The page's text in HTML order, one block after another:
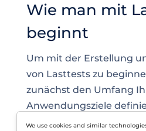
Wie man mit
beginnt
Um mit der Erstellung
von Lasttests zu
zunächst den Umfang
Anwendungsziele
Lasttest-Tool
We use cookies and similar